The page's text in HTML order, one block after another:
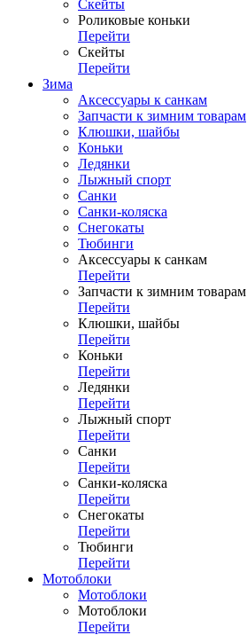
Скейты
Роликовые коньки
Перейти
Скейты
Перейти
Зима
Аксессуары к санкам
Запчасти к зимним товарам
Клюшки, шайбы
Коньки
Ледянки
Лыжный спорт
Санки
Санки-коляска
Снегокаты
Тюбинги
Аксессуары к санкам
Перейти
Запчасти к зимним товарам
Перейти
Клюшки, шайбы
Перейти
Коньки
Перейти
Ледянки
Перейти
Лыжный спорт
Перейти
Санки
Перейти
Санки-коляска
Перейти
Снегокаты
Перейти
Тюбинги
Перейти
Мотоблоки
Мотоблоки
Мотоблоки
Перейти